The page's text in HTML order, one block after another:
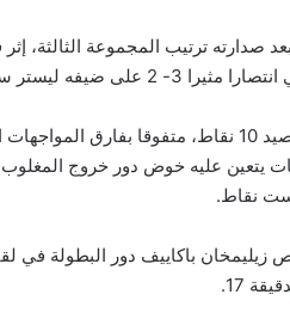
ليستر سيتي الإنجليزي.
واقتنص سبارتاك صدارة الترتيب برصيد 10 نقاط،
يتعين عليه خوض دور خروج المغلوب،
نقاط.
زيليمخان باكاييف دور البطولة في
17.